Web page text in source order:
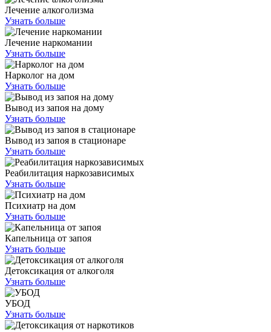
Лечение алкоголизма
Узнать больше
Лечение наркомании
Узнать больше
Нарколог на дом
Узнать больше
Вывод из запоя на дому
Узнать больше
Вывод из запоя в стационаре
Узнать больше
Реабилитация наркозависимых
Узнать больше
Психиатр на дом
Узнать больше
Капельница от запоя
Узнать больше
Детоксикация от алкоголя
Узнать больше
УБОД
Узнать больше